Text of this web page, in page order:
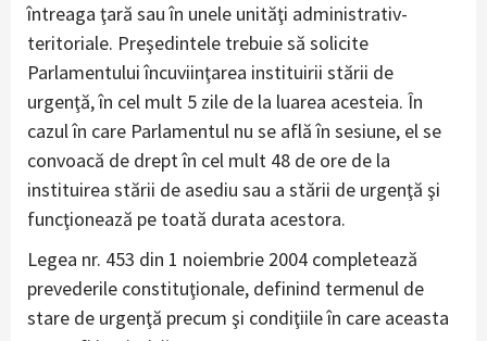
întreaga ţară sau în unele unităţi administrativ-
teritoriale. Preşedintele trebuie să solicite
Parlamentului încuviinţarea instituirii stării de
urgenţă, în cel mult 5 zile de la luarea acesteia. În
cazul în care Parlamentul nu se află în sesiune, el se
convoacă de drept în cel mult 48 de ore de la
instituirea stării de asediu sau a stării de urgenţă şi
funcţionează pe toată durata acestora.
Legea nr. 453 din 1 noiembrie 2004 completează
prevederile constituţionale, definind termenul de
stare de urgenţă precum şi condiţiile în care aceasta